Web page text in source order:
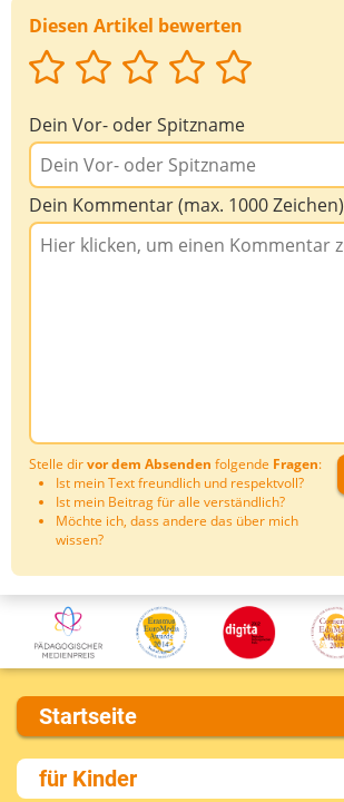
Diesen Artikel bewerten
Dein Vor- oder Spitzname
Dein Kommentar (max. 1000 Zeichen)
Stelle dirvor dem Absenden folgende Fragen:
Ist mein Text freundlich und respektvoll?
Ist mein Beitrag für alle verständlich?
Möchte ich, dass andere das über mich
wissen?
Deine Nachricht
Startseite
Über uns
Presse
für Kinder